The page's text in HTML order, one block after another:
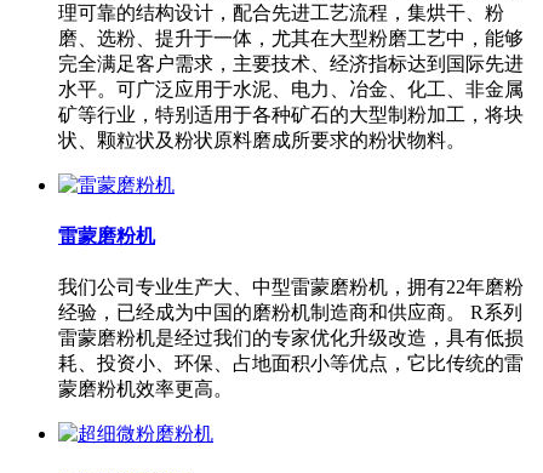
理可靠的结构设计，配合先进工艺流程，集烘干、粉
磨、选粉、提升于一体，尤其在大型粉磨工艺中，能够
完全满足客户需求，主要技术、经济指标达到国际先进
水平。可广泛应用于水泥、电力、冶金、化工、非金属
矿等行业，特别适用于各种矿石的大型制粉加工，将块
状、颗粒状及粉状原料磨成所要求的粉状物料。
雷蒙磨粉机
我们公司专业生产大、中型雷蒙磨粉机，拥有22年磨粉
经验，已经成为中国的磨粉机制造商和供应商。 R系列
雷蒙磨粉机是经过我们的专家优化升级改造，具有低损
耗、投资小、环保、占地面积小等优点，它比传统的雷
蒙磨粉机效率更高。